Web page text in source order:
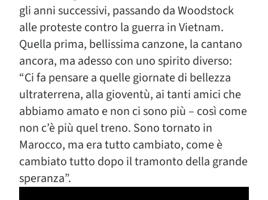
gli anni successivi, passando da Woodstock
alle proteste contro la guerra in Vietnam.
Quella prima, bellissima canzone, la cantano
ancora, ma adesso con uno spirito diverso:
“Ci fa pensare a quelle giornate di bellezza
ultraterrena, alla gioventù, ai tanti amici che
abbiamo amato e non ci sono più – così come
non c’è più quel treno. Sono tornato in
Marocco, ma era tutto cambiato, come è
cambiato tutto dopo il tramonto della grande
speranza”.